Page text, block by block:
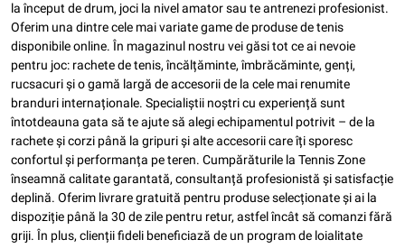
la început de drum, joci la nivel amator sau te antrenezi profesionist.
Oferim una dintre cele mai variate game de produse de tenis
disponibile online. În magazinul nostru vei găsi tot ce ai nevoie
pentru joc: rachete de tenis, încălțăminte, îmbrăcăminte, genți,
rucsacuri și o gamă largă de accesorii de la cele mai renumite
branduri internaționale. Specialiștii noștri cu experiență sunt
întotdeauna gata să te ajute să alegi echipamentul potrivit – de la
rachete și corzi până la gripuri și alte accesorii care îți sporesc
confortul și performanța pe teren. Cumpărăturile la Tennis Zone
înseamnă calitate garantată, consultanță profesionistă și satisfacție
deplină. Oferim livrare gratuită pentru produse selecționate și ai la
dispoziție până la 30 de zile pentru retur, astfel încât să comanzi fără
griji. În plus, clienții fideli beneficiază de un program de loialitate